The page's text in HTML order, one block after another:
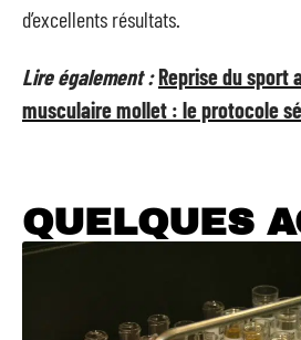
d’excellents résultats.
Lire également :Reprise du sport
musculaire mollet : le protocole
QUELQUES